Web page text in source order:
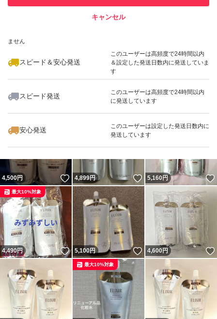
ません
スピード＆安心発送
このユーザーは高頻度で24時間以内
＆設定した発送日数内に発送していま
す
スピード発送
このユーザーは高頻度で24時間以内
に発送しています
安心発送
このユーザーは設定した発送日数内に
発送しています
キャンセル
いいね！
4,700
4,500円 いいね！
4,899円 いいね！
5,160円
4,490円 いいね！
最大10%対象
5,100円 いいね！
4,600円
最大10%対象